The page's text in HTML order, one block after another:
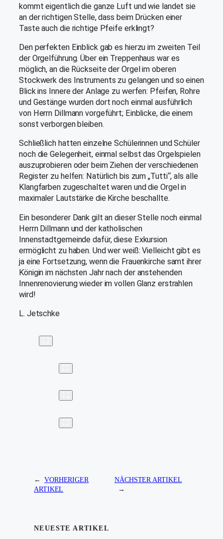
kommt eigentlich die ganze Luft und wie landet sie
an der richtigen Stelle, dass beim Drücken einer
Taste auch die richtige Pfeife erklingt?
Den perfekten Einblick gab es hierzu im zweiten Teil
der Orgelführung. Über ein Treppenhaus war es
möglich, an die Rückseite der Orgel im oberen
Stockwerk des Instruments zu gelangen und so einen
Blick ins Innere der Anlage zu werfen: Pfeifen, Rohre
und Gestänge wurden dort noch einmal ausführlich
von Herrn Dillmann vorgeführt; Einblicke, die einem
sonst verborgen bleiben.
Schließlich hatten einzelne Schülerinnen und Schüler
noch die Gelegenheit, einmal selbst das Orgelspielen
auszuprobieren oder beim Ziehen der verschiedenen
Register zu helfen: Natürlich bis zum „Tutti“, als alle
Klangfarben zugeschaltet waren und die Orgel in
maximaler Lautstärke die Kirche beschallte.
Ein besonderer Dank gilt an dieser Stelle noch einmal
Herrn Dillmann und der katholischen
Innenstadtgemeinde dafür, diese Exkursion
ermöglicht zu haben. Und wer weiß: Vielleicht gibt es
ja eine Fortsetzung, wenn die Frauenkirche samt ihrer
Königin im nächsten Jahr nach der anstehenden
Innenrenovierung wieder im vollen Glanz erstrahlen
wird!
L. Jetschke
← VORHERIGER
ARTIKEL
NÄCHSTER ARTIKEL
→
NEUESTE ARTIKEL